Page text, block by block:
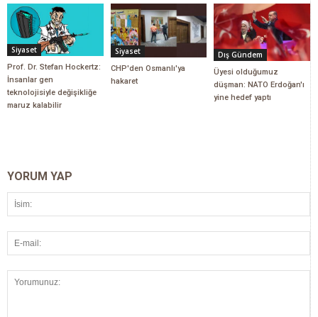
Siyaset
Prof. Dr. Stefan Hockertz:
İnsanlar gen
teknolojisiyle değişikliğe
maruz kalabilir
Siyaset
CHP'den Osmanlı'ya
hakaret
Dış Gündem
Üyesi olduğumuz
düşman: NATO Erdoğan'ı
yine hedef yaptı
YORUM YAP